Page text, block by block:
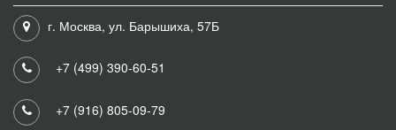
г. Москва, ул. Барышиха, 57Б
+7 (499) 390-60-51
+7 (916) 805-09-79